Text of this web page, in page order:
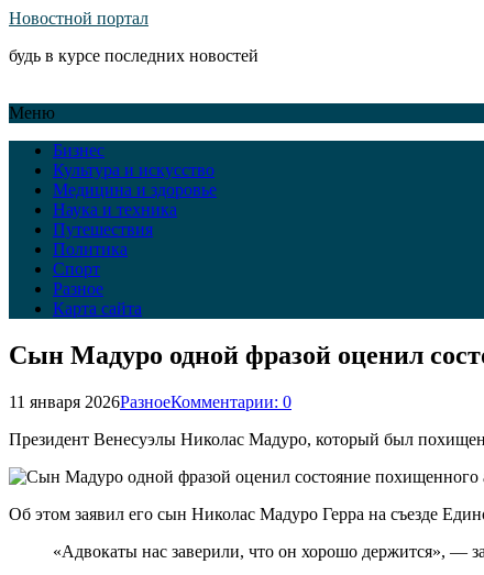
Новостной портал
будь в курсе последних новостей
Меню
Бизнес
Культура и искусство
Медицина и здоровье
Наука и техника
Путешествия
Политика
Спорт
Разное
Карта сайта
Сын Мадуро одной фразой оценил
11 января 2026РазноеКомментарии: 0
Президент Венесуэлы Николас Мадуро, который был
Об этом заявил его сын Николас Мадуро Герра на съезде
«Адвокаты нас заверили, что он хорошо держится», —